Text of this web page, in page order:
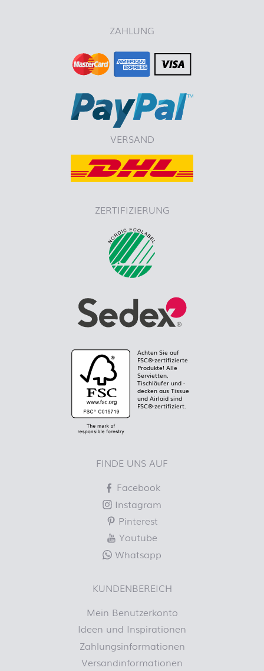
ZAHLUNG
VERSAND
ZERTIFIZIERUNG
Achten Sie auf
FSC®-zertifizierte
Produkte! Alle
Servietten,
Tischläufer und -
decken aus Tissue
und Airlaid sind
FSC®-zertifiziert.
FINDE UNS AUF
Facebook
Instagram
Pinterest
Youtube
Whatsapp
KUNDENBEREICH
Mein Benutzerkonto
Ideen und Inspirationen
Zahlungsinformationen
Versandinformationen